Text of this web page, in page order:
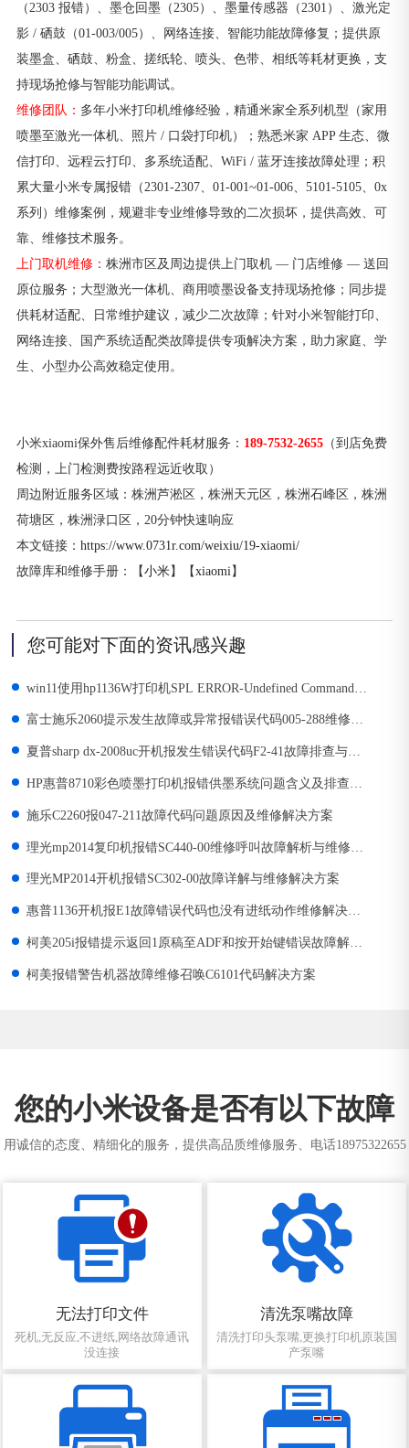
（2303 报错）、墨仓回墨（2305）、墨量传感器（2301）、激光定
影 / 硒鼓（01-003/005）、网络连接、智能功能故障修复；提供原
装墨盒、硒鼓、粉盒、搓纸轮、喷头、色带、相纸等耗材更换，支
持现场抢修与智能功能调试。
维修团队： 多年小米打印机维修经验，精通米家全系列机型（家用
喷墨至激光一体机、照片 / 口袋打印机）；熟悉米家 APP 生态、微
信打印、远程云打印、多系统适配、WiFi / 蓝牙连接故障处理；积
累大量小米专属报错（2301-2307、01-001~01-006、5101-5105、0x
系列）维修案例，规避非专业维修导致的二次损坏，提供高效、可
靠、维修技术服务。
上门取机维修： 株洲市区及周边提供上门取机 — 门店维修 — 送回
原位服务；大型激光一体机、商用喷墨设备支持现场抢修；同步提
供耗材适配、日常维护建议，减少二次故障；针对小米智能打印、
网络连接、国产系统适配类故障提供专项解决方案，助力家庭、学
生、小型办公高效稳定使用。
小米xiaomi保外售后维修配件耗材服务： 189-7532-2655（到店免费
检测，上门检测费按路程远近收取）
周边附近服务区域：株洲芦淞区，株洲天元区，株洲石峰区，株洲
荷塘区，株洲渌口区，20分钟快速响应
本文链接： https://www.0731r.com/weixiu/19-xiaomi/
故障库和维修手册：【小米】【xiaomi】
您可能对下面的资讯感兴趣
win11使用hp1136W打印机SPL ERROR-Undefined Command
富士施乐2060提示发生故障或异常报错误代码005-288维修解
夏普sharp dx-2008uc开机报发生错误代码F2-41故障排查与解
HP惠普8710彩色喷墨打印机报错供墨系统问题含义及排查解
施乐C2260报047-211故障代码问题原因及维修解决方案
理光mp2014复印机报错SC440-00维修呼叫故障解析与维修解
理光MP2014开机报错SC302-00故障详解与维修解决方案
惠普1136开机报E1故障错误代码也没有进纸动作维修解决方
柯美205i报错提示返回1原稿至ADF和按开始键错误故障解决
柯美报错警告机器故障维修召唤C6101代码解决方案
您的小米设备是否有以下故障
用诚信的态度、精细化的服务，提供高品质维修服务、电话18975322655
无法打印文件
死机,无反应,不进纸,网络故障通讯
没连接
清洗泵嘴故障
清洗打印头泵嘴,更换打印机原装国
产泵嘴